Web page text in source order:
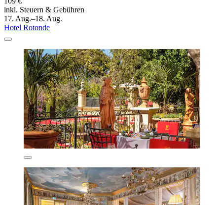
inkl. Steuern & Gebühren
17. Aug.–18. Aug.
Hotel Rotonde